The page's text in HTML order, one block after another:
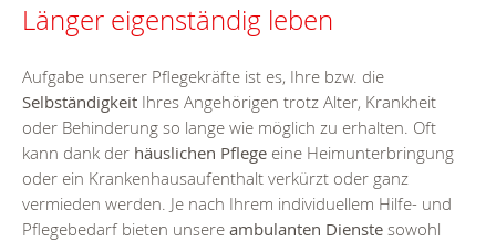
Länger eigenständig leben
Aufgabe unserer Pflegekräfte ist es, Ihre bzw. die
Selbständigkeit Ihres Angehörigen trotz Alter, Krankheit
oder Behinderung so lange wie möglich zu erhalten. Oft
kann dank der häuslichen Pflege eine Heimunterbringung
oder ein Krankenhausaufenthalt verkürzt oder ganz
vermieden werden. Je nach Ihrem individuellem Hilfe- und
Pflegebedarf bieten unsere ambulanten Dienste sowohl